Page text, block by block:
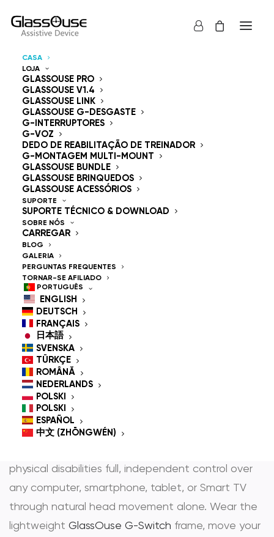
CASA
LOJA
GLASSOUSE PRO
GLASSOUSE V1.4
GLASSOUSE LINK
GLASSOUSE G-DESGASTE
G-INTERRUPTORES
G-VOZ
DEDO DE REABILITAÇÃO DE TREINADOR
G-MONTAGEM MULTI-MOUNT
GLASSOUSE BUNDLE
GLASSOUSE BRINQUEDOS
GLASSOUSE ACESSÓRIOS
SUPORTE
SUPORTE TÉCNICO & DOWNLOAD
SOBRE NÓS
CARREGAR
BLOG
GALERIA
PERGUNTAS FREQUENTES
TORNAR-SE AFILIADO
PORTUGUÊS
ENGLISH
DEUTSCH
FRANÇAIS
日本語
SVENSKA
TÜRKÇE
ROMÂNĂ
NEDERLANDS
POLSKI
POLSKI
ESPAÑOL
中文 (ZHŌNGWÉN)
Dispositivos de
Controlo
Mãos Livres
GlassOuse — The
World's #1 Hands-Free
Mouse & Head
Controlled Mouse for
People With
Disabilities
GlassOuse is the most trusted
head controlled mouse
physical disabilities full, independent control over
any computer, smartphone, tablet, or Smart TV
through natural head movement alone. Wear the
lightweight GlassOuse G-Switch frame, move your